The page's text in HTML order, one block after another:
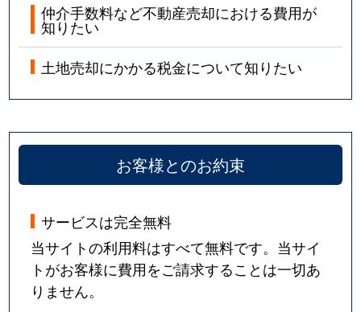
仲介手数料など不動産売却における費用が
知りたい
土地売却にかかる税金について知りたい
お客様とのお約束
サービスは完全無料
当サイトの利用料はすべて無料です。当サイ
トがお客様に費用をご請求することは一切あ
りません。